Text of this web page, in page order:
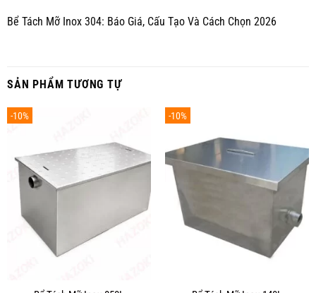
Bể Tách Mỡ Inox 304: Báo Giá, Cấu Tạo Và Cách Chọn 2026
SẢN PHẨM TƯƠNG TỰ
-10% -10%